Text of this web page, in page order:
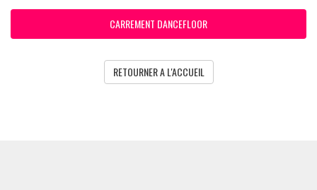
CARREMENT DANCEFLOOR
RETOURNER A L'ACCUEIL